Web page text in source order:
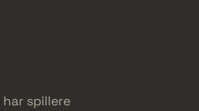
har spillere